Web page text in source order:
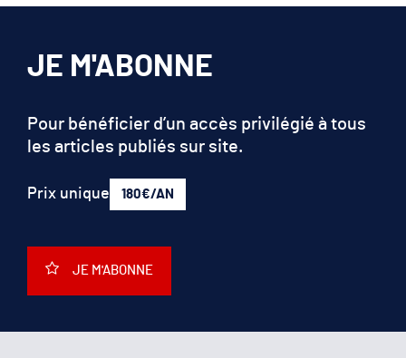
JE M'ABONNE
Pour bénéficier d’un accès privilégié à tous
les articles publiés sur site.
Prix unique 180€/AN
JE M'ABONNE